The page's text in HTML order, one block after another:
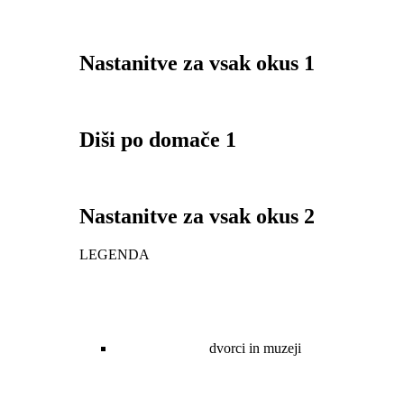
Nastanitve za vsak okus 1
Diši po domače 1
Nastanitve za vsak okus 2
LEGENDA
dvorci in muzeji